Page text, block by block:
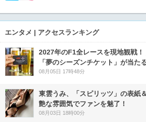
エンタメ | アクセスランキング
2027年のF1全レースを現地観戦！
「夢のシーズンチケット」が当た
08月05日 17時48分
東雲うみ、「スピリッツ」の表紙
艶な雰囲気でファンを魅了！
08月03日 18時00分